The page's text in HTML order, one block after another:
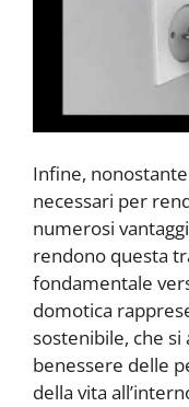
Infine,
necessari per
numerosi
rendono questa
fondamentale
domotica
sostenibile, che si
benessere delle
della vita